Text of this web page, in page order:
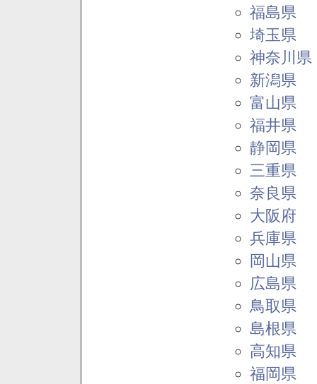
福島県
埼玉県
神奈川県
新潟県
富山県
福井県
静岡県
三重県
奈良県
大阪府
兵庫県
岡山県
広島県
鳥取県
島根県
高知県
福岡県